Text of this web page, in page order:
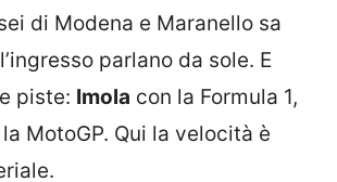
di Modena e Maranello sa
parlano da sole. E
piste: Imola con la Formula 1,
MotoGP. Qui la velocità è